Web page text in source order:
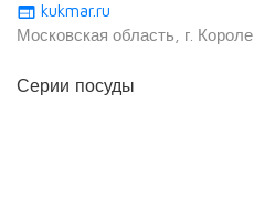
web kukmar.ru
Московская область, г.
Серии посуды